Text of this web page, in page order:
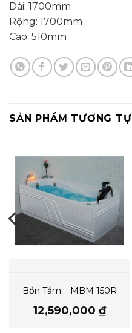
Dài: 1700mm
Rộng: 1700mm
Cao: 510mm
SẢN PHẨM TƯƠNG TỰ
Bồn Tắm – MBM 150R
12,590,000 ₫